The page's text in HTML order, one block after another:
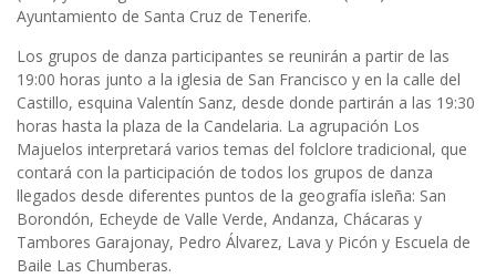
Ayuntamiento de Santa Cruz de Tenerife.
Los grupos de danza participantes se reunirán a partir de las
19:00 horas junto a la iglesia de San Francisco y en la calle del
Castillo, esquina Valentín Sanz, desde donde partirán a las 19:30
horas hasta la plaza de la Candelaria. La agrupación Los
Majuelos interpretará varios temas del folclore tradicional, que
contará con la participación de todos los grupos de danza
llegados desde diferentes puntos de la geografía isleña: San
Borondón, Echeyde de Valle Verde, Andanza, Chácaras y
Tambores Garajonay, Pedro Álvarez, Lava y Picón y Escuela de
Baile Las Chumberas.